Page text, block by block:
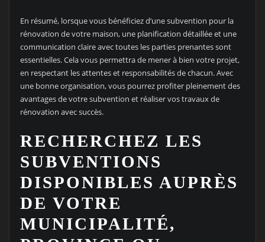
En résumé, lorsque vous bénéficiez d’une subvention pour la
rénovation de votre maison, une planification détaillée et une
communication claire avec toutes les parties prenantes sont
essentielles. Cela vous permettra de mener à bien votre projet,
en respectant les attentes et responsabilités de chacun. Avec
une bonne organisation, vous pourrez profiter pleinement des
avantages de votre subvention et réaliser vos travaux de
rénovation avec succès.
RECHERCHEZ LES
SUBVENTIONS
DISPONIBLES AUPRÈS
DE VOTRE
MUNICIPALITÉ,